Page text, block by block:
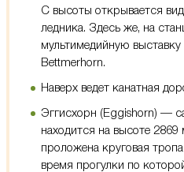
С высоты открывается
ледника. Здесь же, на
мультимедийную выставку
Bettmerhorn.
Наверх ведет канатная
Эггисхорн (Eggishorn) —
находится на высоте 2869
проложена круговая
время прогулки по